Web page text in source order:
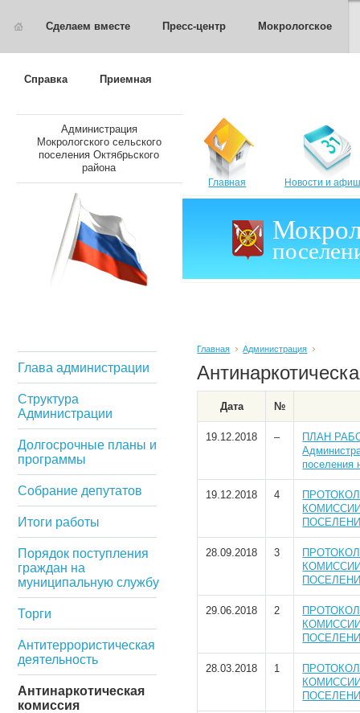
Сделаем вместе Пресс-центр Мокрологское
Справка Приемная
Администрация
Мокрологского сельского
поселения Октябрьского
района
Главная Новости и
Глава администрации
Структура
Администрации
Долгосрочные планы и
программы
Собрание депутатов
Итоги работы
Порядок поступления
граждан на
муниципальную службу
Торги
Антитеррористическая
деятельность
Антинаркотическая
комиcсия
Главная Администрация
Дата №
19.12.2018 –
ПЛАН
поселения
19.12.2018 4
28.09.2018 3
29.06.2018 2
28.03.2018 1